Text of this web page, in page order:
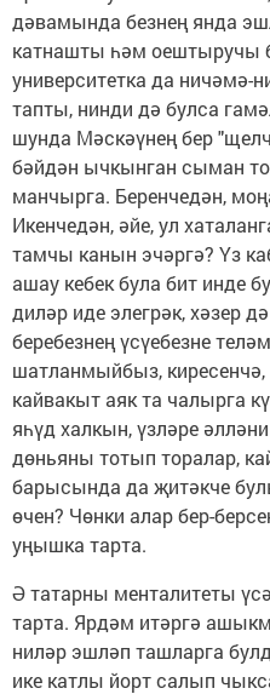
дәвамында безнең янда
катнашты һәм оештыручы
университетка да ничәмә-
тапты, нинди дә булса
шунда Мәскәүнең бер
бәйдән ычкынган сыман
манчырга. Беренчедән,
Икенчедән, әйе, ул
тамчы канын эчәргә? Үз
ашау кебек була бит инде
диләр иде элегрәк, хәзер
беребезнең үсүебезне
шатланмыйбыз,
кайвакыт аяк та чалырга
яһүд халкын, үзләре
дөньяны тотып торалар,
барысында да җитәкче
өчен? Чөнки алар бер-
уңышка тарта.
Ә татарны менталитеты
тарта. Ярдәм итәргә
ниләр эшләп ташларга
ике катлы йорт салып